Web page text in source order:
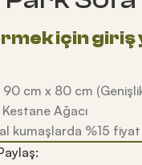
cm x 80 cm
Ağacı
kumaşlarda %15 fiyat